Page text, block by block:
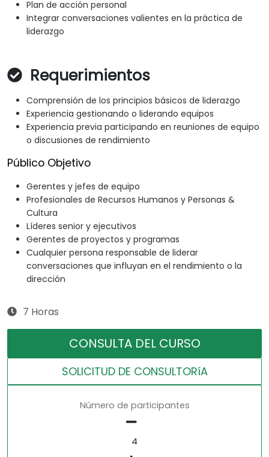
Plan de acción personal
Integrar conversaciones valientes en la práctica de
liderazgo
Requerimientos
Comprensión de los principios básicos de liderazgo
Experiencia gestionando o liderando equipos
Experiencia previa participando en reuniones de equipo
o discusiones de rendimiento
Público Objetivo
Gerentes y jefes de equipo
Profesionales de Recursos Humanos y Personas &
Cultura
Líderes senior y ejecutivos
Gerentes de proyectos y programas
Cualquier persona responsable de liderar
conversaciones que influyan en el rendimiento o la
dirección
7 Horas
CONSULTA DEL CURSO
SOLICITUD DE CONSULTORíA
Número de participantes